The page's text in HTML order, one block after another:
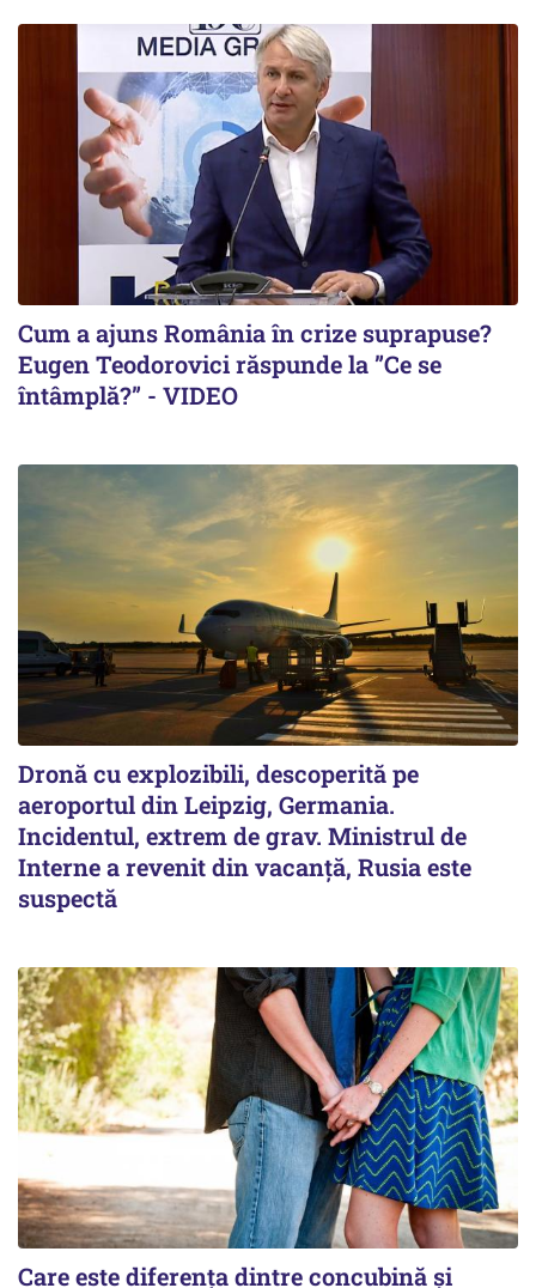
Cum a ajuns România în crize suprapuse?
Eugen Teodorovici răspunde la ”Ce se
întâmplă?” - VIDEO
Dronă cu explozibili, descoperită pe
aeroportul din Leipzig, Germania.
Incidentul, extrem de grav. Ministrul de
Interne a revenit din vacanță, Rusia este
suspectă
Care este diferența dintre concubină și